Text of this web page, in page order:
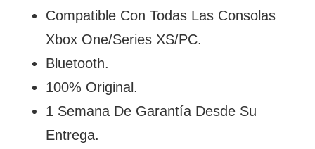
Compatible Con Todas Las Consolas
Xbox One/Series XS/PC.
Bluetooth.
100% Original.
1 Semana De Garantía Desde Su
Entrega.